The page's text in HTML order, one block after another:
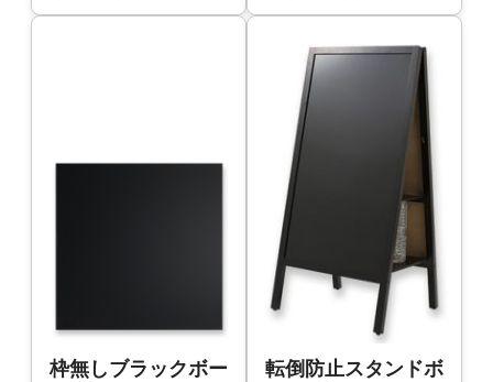
枠無しブラックボー
転倒防止スタンドボ